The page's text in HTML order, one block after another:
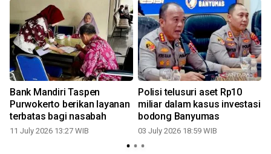
Bank Mandiri Taspen
Purwokerto berikan layanan
terbatas bagi nasabah
11 July 2026 13:27 WIB
Polisi telusuri aset Rp10
miliar dalam kasus investasi
bodong Banyumas
03 July 2026 18:59 WIB